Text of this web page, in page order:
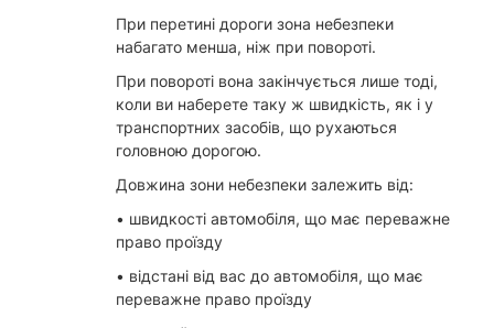
При перетині дороги зона небезпеки
набагато менша, ніж при повороті.
При повороті вона закінчується лише тоді,
коли ви наберете таку ж швидкість, як і у
транспортних засобів, що рухаються
головною дорогою.
Довжина зони небезпеки залежить від:
• швидкості автомобіля, що має переважне
право проїзду
• відстані від вас до автомобіля, що має
переважне право проїзду